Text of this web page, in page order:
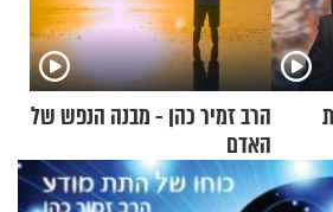
הרב זמיר כהן - מבנה הנפש של
האדם